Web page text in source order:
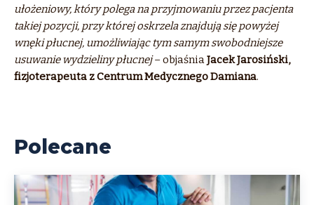
ułożeniowy, który polega na przyjmowaniu przez pacjenta
takiej pozycji, przy której oskrzela znajdują się powyżej
wnęki płucnej, umożliwiając tym samym swobodniejsze
usuwanie wydzieliny płucnej– objaśniaJacek Jarosiński,
fizjoterapeuta z Centrum Medycznego Damiana.
Polecane